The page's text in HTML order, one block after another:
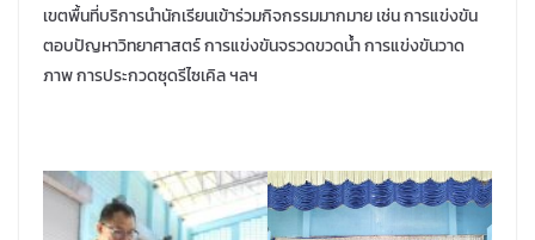
เขตพื้นที่บริการนำนักเรียนเข้าร่วมกิจกรรมมากมาย เช่น การแข่งขัน
ตอบปัญหาวิทยาศาสตร์ การแข่งขันจรวดขวดน้ำ การแข่งขันวาด
ภาพ การประกวดซุดรีไซเคิล ฯลฯ